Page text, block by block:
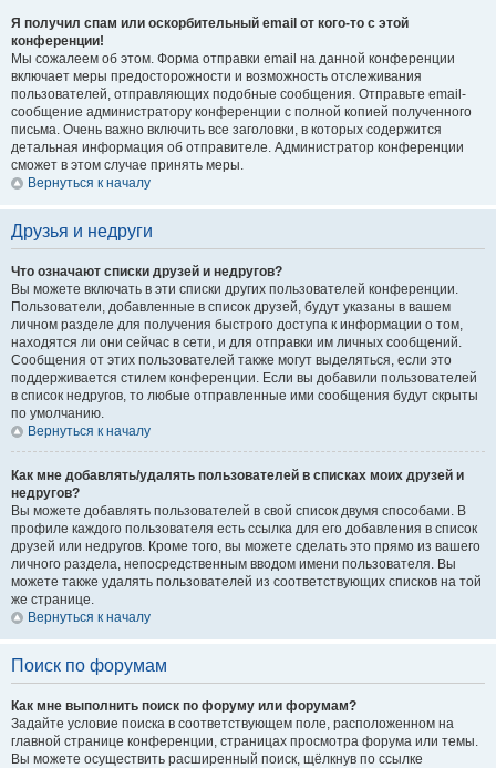
Я получил спам или оскорбительный email от кого-то с этой
конференции!
Мы сожалеем об этом. Форма отправки email на данной конференции
включает меры предосторожности и возможность отслеживания
пользователей, отправляющих подобные сообщения. Отправьте email-
сообщение администратору конференции с полной копией полученного
письма. Очень важно включить все заголовки, в которых содержится
детальная информация об отправителе. Администратор конференции
сможет в этом случае принять меры.
Вернуться к началу
Друзья и недруги
Что означают списки друзей и недругов?
Вы можете включать в эти списки других пользователей конференции.
Пользователи, добавленные в список друзей, будут указаны в вашем
личном разделе для получения быстрого доступа к информации о том,
находятся ли они сейчас в сети, и для отправки им личных сообщений.
Сообщения от этих пользователей также могут выделяться, если это
поддерживается стилем конференции. Если вы добавили пользователей
в список недругов, то любые отправленные ими сообщения будут скрыты
по умолчанию.
Вернуться к началу
Как мне добавлять/удалять пользователей в списках моих друзей и
недругов?
Вы можете добавлять пользователей в свой список двумя способами. В
профиле каждого пользователя есть ссылка для его добавления в список
друзей или недругов. Кроме того, вы можете сделать это прямо из вашего
личного раздела, непосредственным вводом имени пользователя. Вы
можете также удалять пользователей из соответствующих списков на той
же странице.
Вернуться к началу
Поиск по форумам
Как мне выполнить поиск по форуму или форумам?
Задайте условие поиска в соответствующем поле, расположенном на
главной странице конференции, страницах просмотра форума или темы.
Вы можете осуществить расширенный поиск, щёлкнув по ссылке